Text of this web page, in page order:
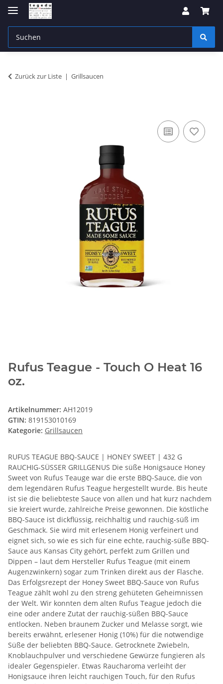
Zurück zur Liste Grillsaucen
Rufus Teague - Touch O Heat 16
oz.
Artikelnummer: AH12019
GTIN: 819153010169
Kategorie: Grillsaucen
RUFUS TEAGUE BBQ-SAUCE | HONEY SWEET | 432 G
RAUCHIG-SÜSSER GRILLGENUS Die süße Honigsauce Honey
Sweet von Rufus Teauge war die erste BBQ-Sauce, die von
dem legendären Rufus Teague hergestellt wurde. Bis heute
ist sie die beliebteste Sauce von allen und hat kurz nachdem
sie kreiert wurde, zahlreiche Preise gewonnen. Die köstliche
BBQ-Sauce ist dickflüssig, reichhaltig und rauchig-süß im
Geschmack. Sie wird mit erlesenem Honig verfeinert und
eignet sich, so wie es sich für eine echte, rauchig-süße BBQ-
Sauce aus Kansas City gehört, perfekt zum Grillen und
Dippen – laut dem Hersteller Rufus Teague (mit einem
Augenzwinkern) sogar zum Trinken direkt aus der Flasche.
Das Erfolgsrezept der Honey Sweet BBQ-Sauce von Rufus
Teague zählt wohl zu den streng gehüteten Geheimnissen
der Welt. Wir konnten dem alten Rufus Teague jedoch die
eine oder andere Zutat der rauchig-süßen BBQ-Sauce
entlocken. Neben braunem Zucker und Melasse sorgt, wie
bereits erwähnt, erlesener Honig (10%) für die notwendige
Süße der beliebten BBQ-Sauce. Getrocknete Zwiebeln,
Knoblauchpulver und verschiedene Gewürze fungieren als
idealer Gegenspieler. Etwas Raucharoma verleiht der
Honigsauce ihren leicht rauchigen Touch, für den Rufus